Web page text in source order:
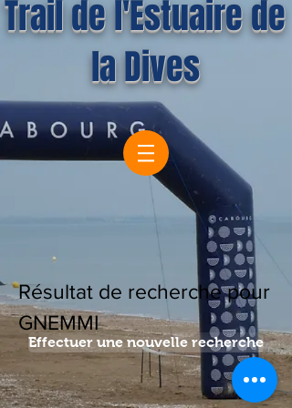
Trail de l'Estuaire de
la Dives
Résultat de recherche pour
GNEMMI
Effectuer une nouvelle recherche